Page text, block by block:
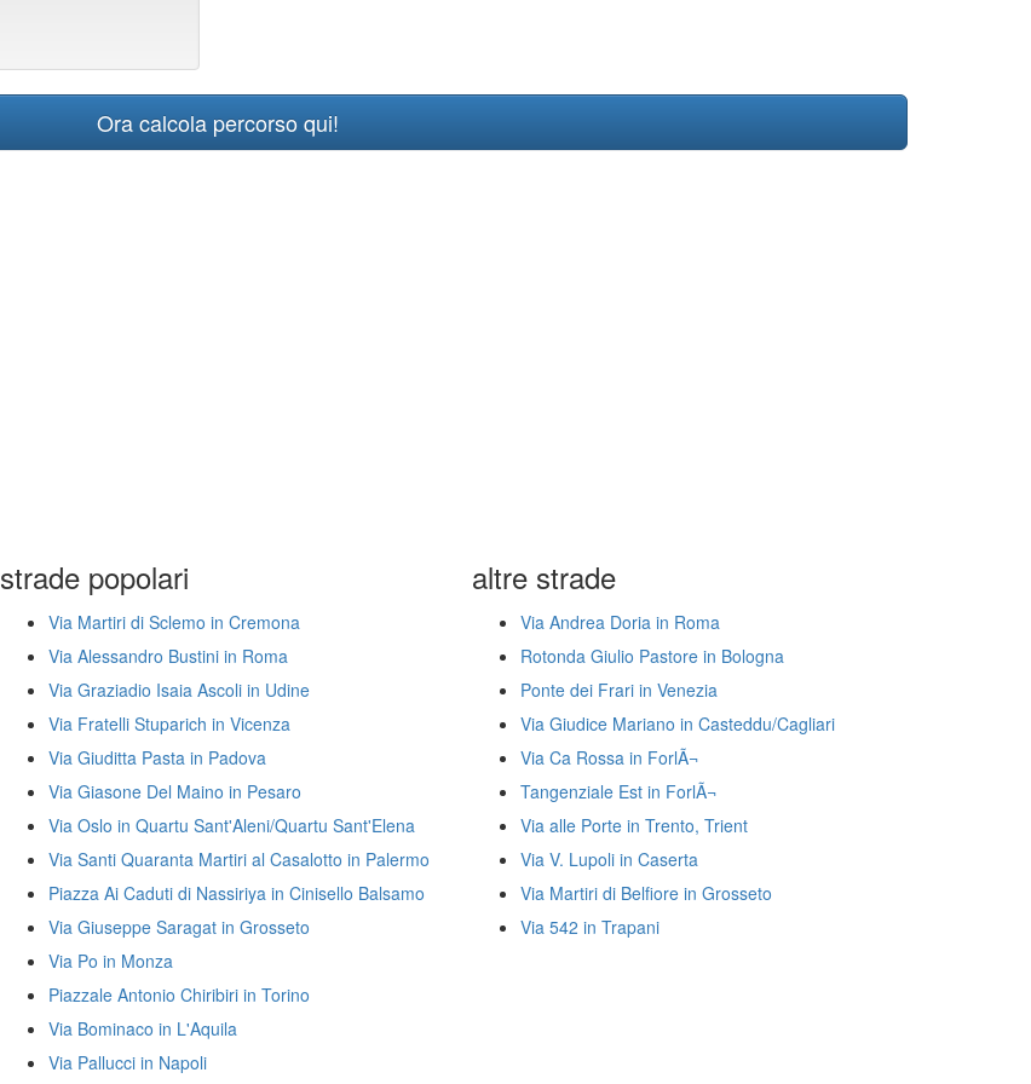
Ora calcola percorso qui!
strade popolari
Via Martiri di Sclemo in Cremona
Via Alessandro Bustini in Roma
Via Graziadio Isaia Ascoli in Udine
Via Fratelli Stuparich in Vicenza
Via Giuditta Pasta in Padova
Via Giasone Del Maino in Pesaro
Via Oslo in Quartu Sant'Aleni/Quartu Sant'Elena
Via Santi Quaranta Martiri al Casalotto in Palermo
Piazza Ai Caduti di Nassiriya in Cinisello Balsamo
Via Giuseppe Saragat in Grosseto
Via Po in Monza
Piazzale Antonio Chiribiri in Torino
Via Bominaco in L'Aquila
Via Pallucci in Napoli
altre strade
Via Andrea Doria in Roma
Rotonda Giulio Pastore in Bologna
Ponte dei Frari in Venezia
Via Giudice Mariano in Casteddu/Cagliari
Via Ca Rossa in ForlÃ¬
Tangenziale Est in ForlÃ¬
Via alle Porte in Trento, Trient
Via V. Lupoli in Caserta
Via Martiri di Belfiore in Grosseto
Via 542 in Trapani